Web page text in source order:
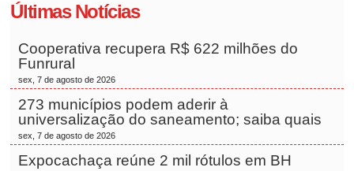
Últimas Notícias
Cooperativa recupera R$ 622 milhões do
Funrural
sex, 7 de agosto de 2026
273 municípios podem aderir à
universalização do saneamento; saiba quais
sex, 7 de agosto de 2026
Expocachaça reúne 2 mil rótulos em BH